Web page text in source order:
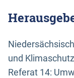
und Klimaschutz
Referat 14: